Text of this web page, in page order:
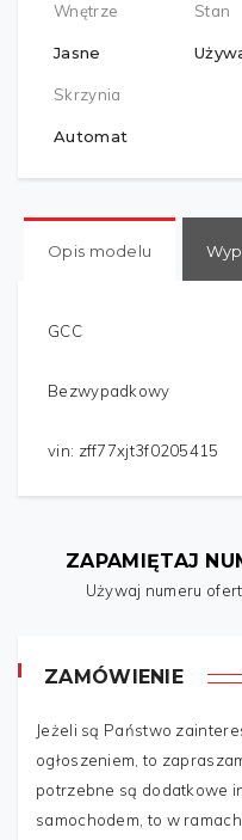
Wnętrze
Jasne
Stan
Skrzynia
Automat
Opis modelu
GCC
Bezwypadkowy
vin: zff77xjt3f0205415
TELEFON
ZAPAMIĘTAJ
Używaj numeru
ZAMÓWIENIE
Jeżeli są Państwo
ogłoszeniem, to
potrzebne są dodatkowe
samochodem, to w